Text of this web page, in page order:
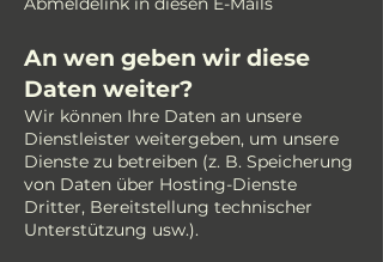
An wen geben wir diese
Daten weiter?
Wir können Ihre Daten an unsere
Dienstleister weitergeben, um unsere
Dienste zu betreiben (z. B. Speicherung
von Daten über Hosting-Dienste
Dritter, Bereitstellung technischer
Unterstützung usw.).